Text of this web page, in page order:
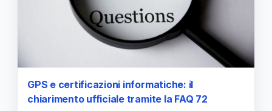
GPS e certificazioni informatiche: il
chiarimento ufficiale tramite la FAQ 72